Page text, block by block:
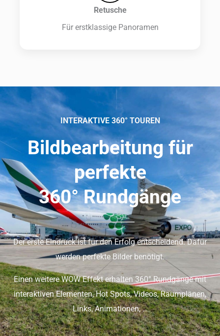
Retusche
Für erstklassige Panoramen
INTERAKTIVE 360° TOUREN
Bildbearbeitung für
perfekte
360° Rundgänge
Der erste Eindruck ist für den Erfolg entscheidend. Dafür
werden perfekte Bilder benötigt.
Einen weitere WOW Effekt erhalten 360° Rundgänge mit
interaktiven Elementen, Hot Spots, Videos, Raumplänen,
Links, Animationen, …